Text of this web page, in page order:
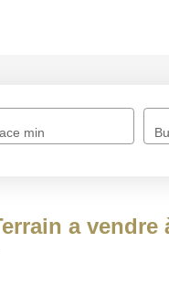
min
a vendre